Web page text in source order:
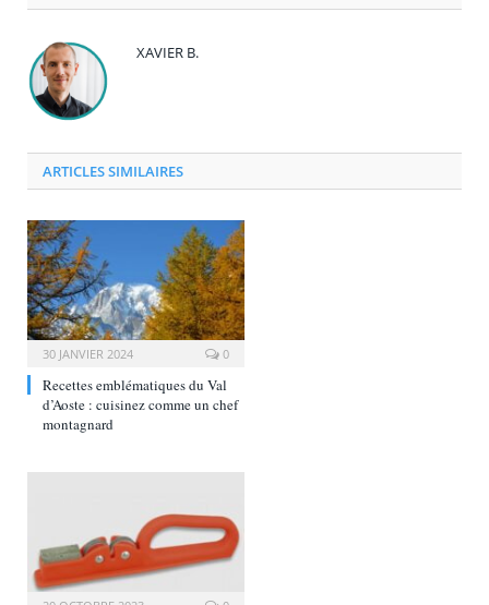
XAVIER B.
ARTICLES SIMILAIRES
30 JANVIER 2024 0
Recettes emblématiques du Val
d’Aoste : cuisinez comme un chef
montagnard